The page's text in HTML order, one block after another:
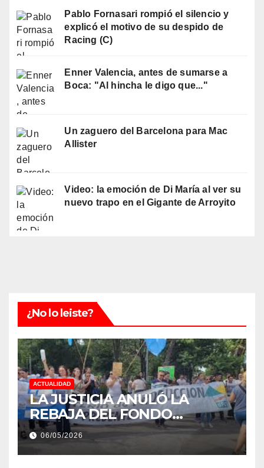
Pablo Fornasari rompió el silencio y
explicó el motivo de su despido de
Racing (C)
Enner Valencia, antes de sumarse a
Boca: "Al hincha le digo que..."
Un zaguero del Barcelona para Mac
Allister
Video: la emoción de Di María al ver su
nuevo trapo en el Gigante de Arroyito
¿No lo leiste?
ACTUALIDAD
LA JUSTICIA ANULÓ LA
REBAJA DEL FONDO
ESTÍMULO A EMPLEADOS DE
PRODUCCIÓN DE LA
PROVINCIA DEL CHACO
06/05/2026